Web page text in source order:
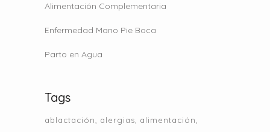
Alimentación Complementaria
Enfermedad Mano Pie Boca
Parto en Agua
Tags
ablactación alergias
alimentación